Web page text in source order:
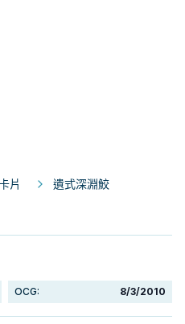
片 遺式深淵鮫
OCG: 8/3/2010